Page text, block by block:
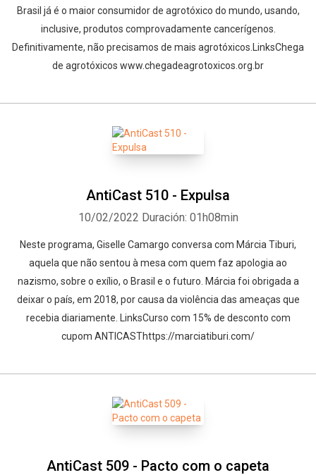
Brasil já é o maior consumidor de agrotóxico do mundo, usando,
inclusive, produtos comprovadamente cancerígenos.
Definitivamente, não precisamos de mais agrotóxicos.LinksChega
de agrotóxicos www.chegadeagrotoxicos.org.br
AntiCast 510 - Expulsa
10/02/2022 Duración: 01h08min
Neste programa, Giselle Camargo conversa com Márcia Tiburi,
aquela que não sentou à mesa com quem faz apologia ao
nazismo, sobre o exílio, o Brasil e o futuro. Márcia foi obrigada a
deixar o país, em 2018, por causa da violência das ameaças que
recebia diariamente. LinksCurso com 15% de desconto com
cupom ANTICASThttps://marciatiburi.com/
AntiCast 509 - Pacto com o capeta